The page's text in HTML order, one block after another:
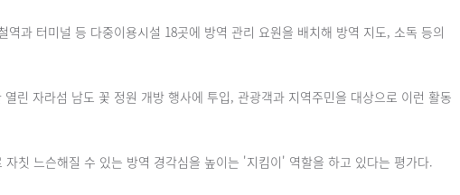
역과 터미널 등 다중이용시설 18곳에 방역 관리 요원을 배치해 방역 지도, 소독 등의
린 자라섬 남도 꽃 정원 개방 행사에 투입, 관광객과 지역주민을 대상으로 이런 활동
자칫 느슨해질 수 있는 방역 경각심을 높이는 '지킴이' 역할을 하고 있다는 평가다.